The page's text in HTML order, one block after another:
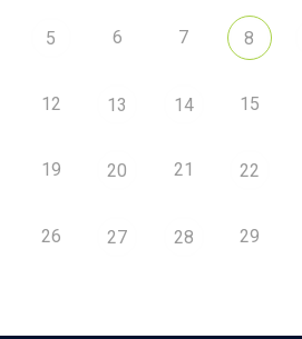
5 6 7 8
12 13 14 15
19 20 21 22
26 27 28 29